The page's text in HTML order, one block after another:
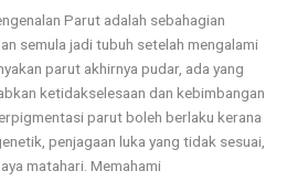
Parut adalah sebahagian
semula jadi tubuh setelah mengalami
parut akhirnya pudar, ada yang
ketidakselesaan dan kebimbangan
parut boleh berlaku kerana
penjagaan luka yang tidak sesuai,
matahari. Memahami